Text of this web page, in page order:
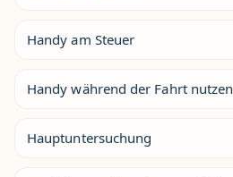
Handy am Steuer
Handy während der Fahrt nutzen
Hauptuntersuchung